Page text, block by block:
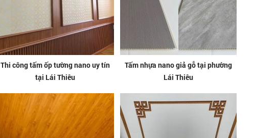
Thi công tấm ốp tường nano uy tín
tại Lái Thiêu
Tấm nhựa nano giả gỗ tại phường
Lái Thiêu